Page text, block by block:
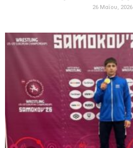
26 Μαΐου, 2026